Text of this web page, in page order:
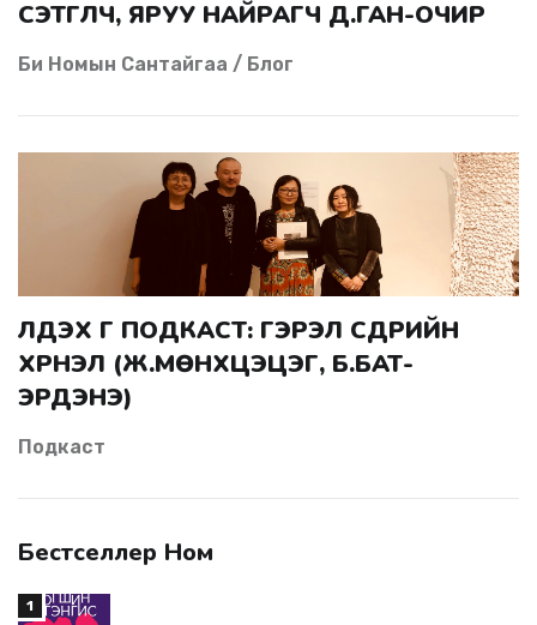
СЭТГҮҮЛЧ, ЯРУУ НАЙРАГЧ Д.ГАН-ОЧИР
Би Номын Сантайгаа / Блог
ХҮҮРНЭЛ (Ж.МӨНХЦЭЦЭГ, Б.БАТ-
ЭРДЭНЭ)
Подкаст
Бестселлер Ном
1